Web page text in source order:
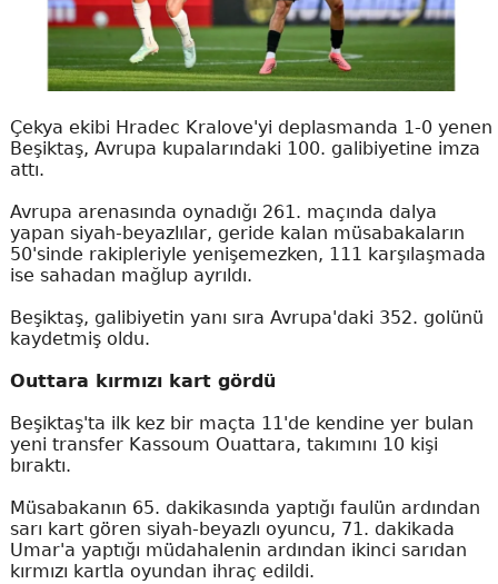
Çekya ekibi Hradec Kralove'yi deplasmanda 1-0 yenen
Beşiktaş, Avrupa kupalarındaki 100. galibiyetine imza
attı.
Avrupa arenasında oynadığı 261. maçında dalya
yapan siyah-beyazlılar, geride kalan müsabakaların
50'sinde rakipleriyle yenişemezken, 111 karşılaşmada
ise sahadan mağlup ayrıldı.
Beşiktaş, galibiyetin yanı sıra Avrupa'daki 352. golünü
kaydetmiş oldu.
Outtara kırmızı kart gördü
Beşiktaş'ta ilk kez bir maçta 11'de kendine yer bulan
yeni transfer Kassoum Ouattara, takımını 10 kişi
bıraktı.
Müsabakanın 65. dakikasında yaptığı faulün ardından
sarı kart gören siyah-beyazlı oyuncu, 71. dakikada
Umar'a yaptığı müdahalenin ardından ikinci sarıdan
kırmızı kartla oyundan ihraç edildi.